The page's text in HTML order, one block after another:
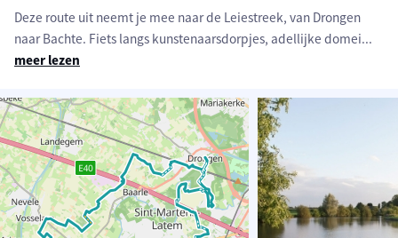
Deze route uit neemt je mee naar de Leiestreek, van Drongen
naar Bachte. Fiets langs kunstenaarsdorpjes, adellijke domei...
meer lezen